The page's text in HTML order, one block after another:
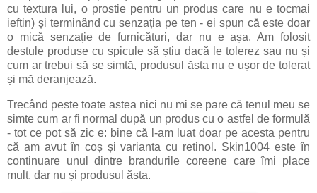
cu textura lui, o prostie pentru un produs care nu e tocmai
ieftin) și terminând cu senzația pe ten - ei spun că este doar
o mică senzație de furnicături, dar nu e așa. Am folosit
destule produse cu spicule să știu dacă le tolerez sau nu și
cum ar trebui să se simtă, produsul ăsta nu e ușor de tolerat
și mă deranjează.
Trecând peste toate astea nici nu mi se pare că tenul meu se
simte cum ar fi normal după un produs cu o astfel de formulă
- tot ce pot să zic e: bine că l-am luat doar pe acesta pentru
că am avut în coș și varianta cu retinol. Skin1004 este în
continuare unul dintre brandurile coreene care îmi place
mult, dar nu și produsul ăsta.